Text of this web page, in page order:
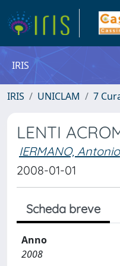
IRIS
IRIS UNICLAM 7
LENTI
IERMANO, Antonio
2008-01-01
Scheda breve
Anno
2008